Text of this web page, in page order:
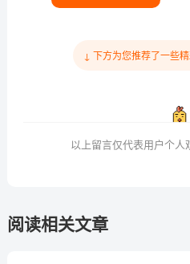
↓ 下方为您推荐了一些
以上留言仅代表用户个人
阅读相关文章